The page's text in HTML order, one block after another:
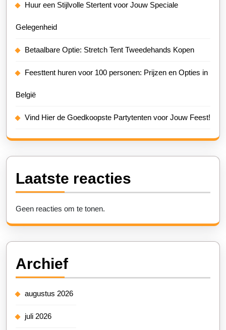
Huur een Stijlvolle Stertent voor Jouw Speciale
Gelegenheid
Betaalbare Optie: Stretch Tent Tweedehands Kopen
Feesttent huren voor 100 personen: Prijzen en Opties in
België
Vind Hier de Goedkoopste Partytenten voor Jouw Feest!
Laatste reacties
Geen reacties om te tonen.
Archief
augustus 2026
juli 2026